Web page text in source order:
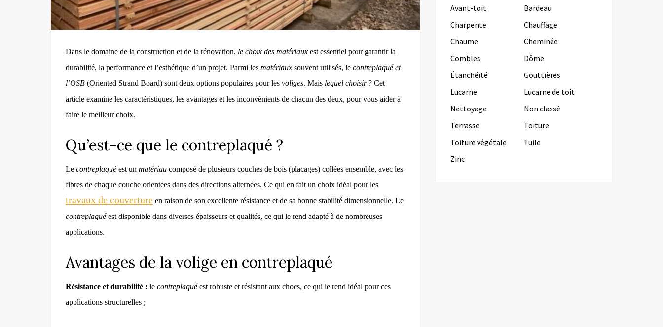
Dans le domaine de la construction et de la rénovation, le choix des matériaux est essentiel pour garantir la
durabilité, la performance et l’esthétique d’un projet. Parmi les matériaux souvent utilisés, le contreplaqué et
l’OSB (Oriented Strand Board) sont deux options populaires pour les voliges. Mais lequel choisir? Cet
article examine les caractéristiques, les avantages et les inconvénients de chacun des deux, pour vous aider à
faire le meilleur choix.
Qu’est-ce que le contreplaqué ?
Le contreplaquéest un matériau composé de plusieurs couches de bois (placages) collées ensemble, avec les
fibres de chaque couche orientées dans des directions alternées. Ce qui en fait un choix idéal pour les
travaux de couverture en raison de son excellente résistance et de sa bonne stabilité dimensionnelle. Le
contreplaquéest disponible dans diverses épaisseurs et qualités, ce qui le rend adapté à de nombreuses
applications.
Avantages de la volige en contreplaqué
Résistance et durabilité : le contreplaquéest robuste et résistant aux chocs, ce qui le rend idéal pour ces
applications structurelles ;
Avant-toit
Bardeau
Charpente
Chauffage
Chaume
Cheminée
Combles
Dôme
Étanchéité
Gouttières
Lucarne
Lucarne de toit
Nettoyage
Non classé
Terrasse
Toiture
Toiture végétale
Tuile
Zinc